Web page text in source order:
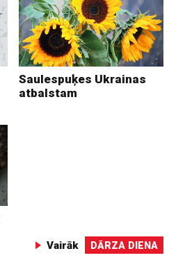
Saulespuķes Ukrainas
atbalstam
Vairāk DĀRZA DIENA